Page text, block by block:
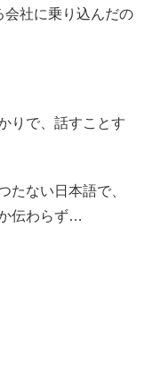
会社に乗り込んだの
りで、話すことす
たない日本語で、
伝わらず…